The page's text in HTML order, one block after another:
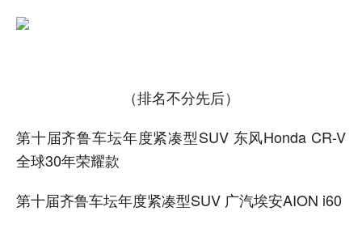
（排名不分先后）
第十届齐鲁车坛年度紧凑型SUV 东风Honda CR-V
全球30年荣耀款
第十届齐鲁车坛年度紧凑型SUV 广汽埃安AION i60